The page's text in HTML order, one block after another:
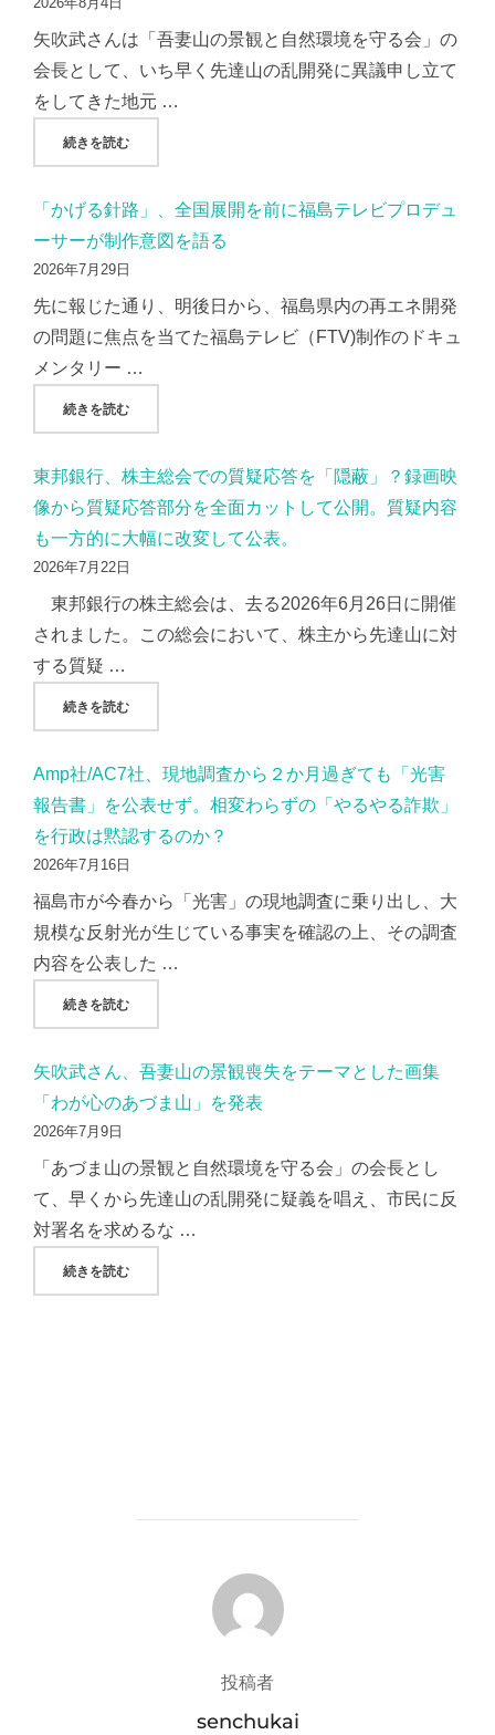
矢吹武さんは「吾妻山の景観と自然環境を守る会」の
会長として、いち早く先達山の乱開発に異議申し立て
をしてきた地元 …
続きを読む"『朝日新聞』、吾妻山の景観破壊をテーマにした矢吹さん
「かげる針路」、全国展開を前に福島テレビプロデュ
ーサーが制作意図を語る
2026年7月29日
先に報じた通り、明後日から、福島県内の再エネ開発
の問題に焦点を当てた福島テレビ（FTV)制作のドキュ
メンタリー …
続きを読む"「かげる針路」、全国展開を前に福島テレビプロデューサ
東邦銀行、株主総会での質疑応答を「隠蔽」？録画映
像から質疑応答部分を全面カットして公開。質疑内容
も一方的に大幅に改変して公表。
2026年7月22日
東邦銀行の株主総会は、去る2026年6月26日に開催
されました。この総会において、株主から先達山に対
する質疑 …
続きを読む"東邦銀行、株主総会での質疑応答を「隠蔽」？録画映像か
Amp社/AC7社、現地調査から２か月過ぎても「光害
報告書」を公表せず。相変わらずの「やるやる詐欺」
を行政は黙認するのか？
2026年7月16日
福島市が今春から「光害」の現地調査に乗り出し、大
規模な反射光が生じている事実を確認の上、その調査
内容を公表した …
続きを読む"AMP社/AC7社、現地調査から２か月過ぎても「光害報告
矢吹武さん、吾妻山の景観喪失をテーマとした画集
「わが心のあづま山」を発表
2026年7月9日
「あづま山の景観と自然環境を守る会」の会長とし
て、早くから先達山の乱開発に疑義を唱え、市民に反
対署名を求めるな …
続きを読む"矢吹武さん、吾妻山の景観喪失をテーマとした画集「わが
投稿者
投稿者
senchukai